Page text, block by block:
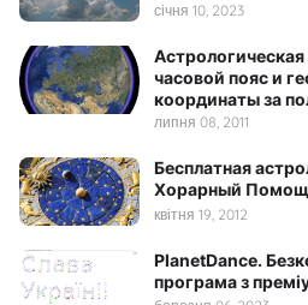
січня 10, 2023
Астрологическая
часовой пояс и
координаты за
липня 08, 2011
Бесплатная
Хорарный
квітня 19, 2012
PlanetDance.
програма з